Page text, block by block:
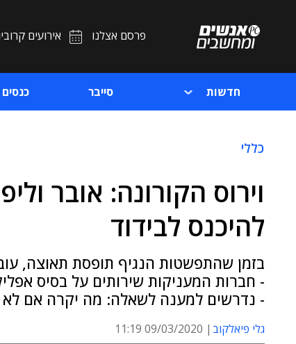
פרסם אצלנו אירועים
חדשות סייבר כנסים
כללי
וירוס הקורונה: אובר
להיכנס לבידוד
- חברות המעניקות שירותים על בסיס
- נדרשים למענה לשאלה: מה יקרה אם לא
גלי פיאלקוב 09/03/2020 11:19